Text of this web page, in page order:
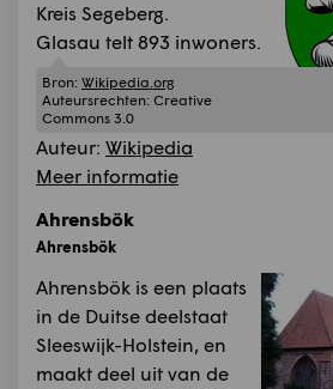
Kreis Segeberg.
Glasau telt 893 inwoners.
Bron: Wikipedia.org
Auteursrechten: Creative
Commons 3.0
Auteur: Wikipedia
Meer informatie
Ahrensbök
Ahrensbök
Ahrensbök is een plaats
in de Duitse deelstaat
Sleeswijk-Holstein, en
maakt deel uit van de